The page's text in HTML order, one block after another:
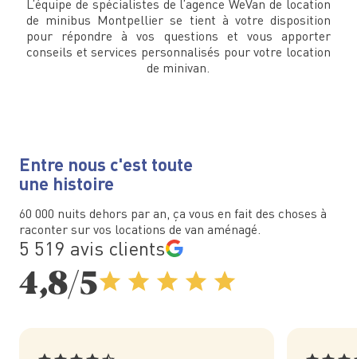
L’équipe de spécialistes de l’agence WeVan de location
de minibus Montpellier se tient à votre disposition
pour répondre à vos questions et vous apporter
conseils et services personnalisés pour votre location
de minivan.
Entre nous c'est toute
une histoire
60 000 nuits dehors par an, ça vous en fait des choses à
raconter sur vos locations de van aménagé.
5 519 avis clients
4,8/5